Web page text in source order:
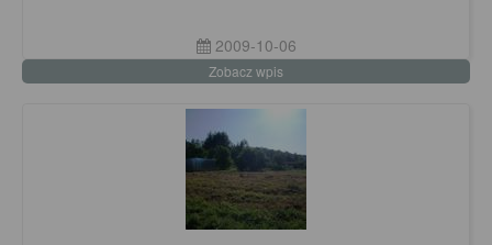
2009-10-06
Zobacz wpis